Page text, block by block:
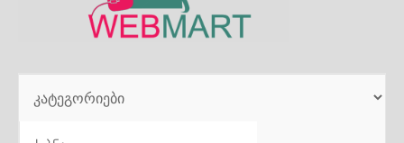
SEARCH